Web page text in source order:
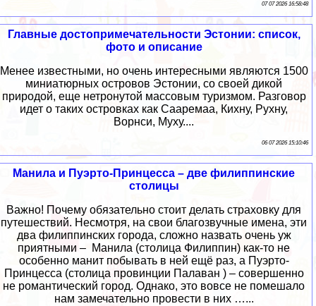
07 07 2026 16:58:48
Главные достопримечательности Эстонии: список,
фото и описание
Менее известными, но очень интересными являются 1500
миниатюрных островов Эстонии, со своей дикой
природой, еще нетронутой массовым туризмом. Разговор
идет о таких островках как Сааремаа, Кихну, Рухну,
Ворнси, Муху....
06 07 2026 15:10:46
Манила и Пуэрто-Принцесса – две филиппинские
столицы
Важно! Почему обязательно стоит делать страховку для
путешествий. Несмотря, на свои благозвучные имена, эти
два филиппинских города, сложно назвать очень уж
приятными – Манила (столица Филиппин) как-то не
особенно манит побывать в ней ещё раз, а Пуэрто-
Принцесса (столица провинции Палаван ) – совершенно
не романтический город. Однако, это вовсе не помешало
нам замечательно провести в них …...